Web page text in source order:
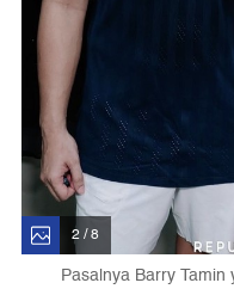
2 / 8
Pasalnya Barry